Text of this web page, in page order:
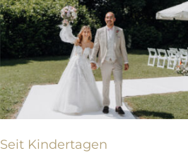
Seit Kindertagen